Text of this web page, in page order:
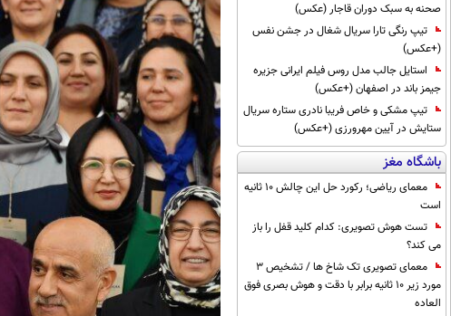
صحنه به سبک دوران قاجار (عکس)
تیپ رنگی تارا سریال شغال در جشن نفس
(+عکس)
استایل جالب مدل روس فیلم ایرانی جزیره
جیمز باند در اصفهان (+عکس)
تیپ مشکی و خاص فریبا نادری ستاره سریال
ستایش در آیین مهرورزی (+عکس)
باشگاه مغز
معمای ریاضی؛ رکورد حل این چالش 10 ثانیه
است
تست هوش تصویری: کدام کلید قفل را باز
می کند؟
معمای تصویری تک شاخ ها / تشخیص 3
مورد زیر 10 ثانیه برابر با دقت و هوش بصری فوق
العاده